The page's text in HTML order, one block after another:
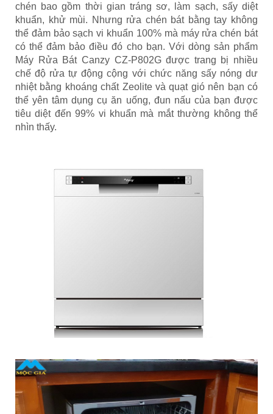
chén bao gồm thời gian tráng sơ, làm sạch, sấy diệt
khuẩn, khử mùi. Nhưng rửa chén bát bằng tay không
thể đảm bảo sạch vi khuẩn 100% mà máy rửa chén bát
có thể đảm bảo điều đó cho bạn. Với dòng sản phẩm
Máy Rửa Bát Canzy CZ-P802G được trang bị nhiều
chế độ rửa tự động cộng với chức năng sấy nóng dư
nhiệt bằng khoáng chất Zeolite và quạt gió nên bạn có
thể yên tâm dụng cụ ăn uống, đun nấu của bạn được
tiêu diệt đến 99% vi khuẩn mà mắt thường không thể
nhìn thấy.